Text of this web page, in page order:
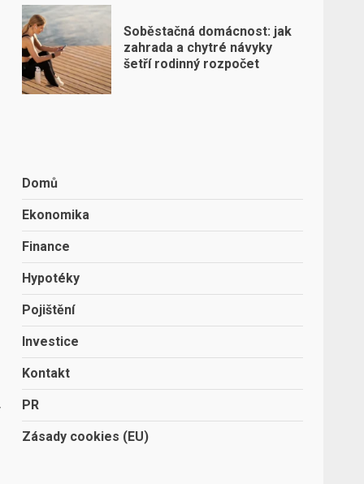
Soběstačná domácnost: jak
zahrada a chytré návyky
šetří rodinný rozpočet
Domů
Ekonomika
Finance
Hypotéky
Pojištění
Investice
Kontakt
PR
Zásady cookies (EU)